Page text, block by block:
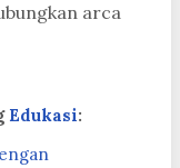
arca
Edukasi: